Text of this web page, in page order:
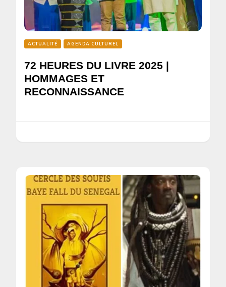
ACTUALITÉ AGENDA CULTUREL
72 HEURES DU LIVRE 2025 |
HOMMAGES ET
RECONNAISSANCE